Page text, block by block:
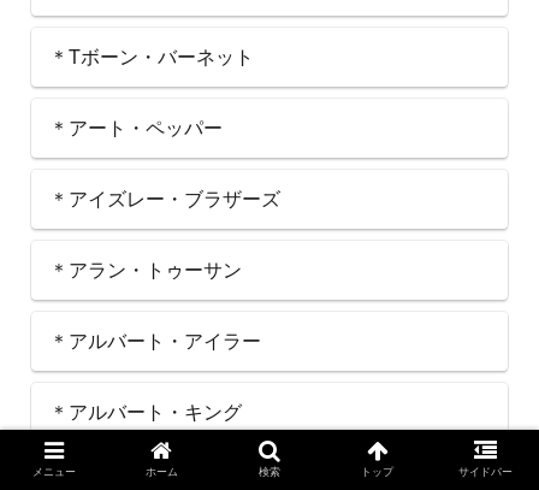
＊Tボーン・バーネット
＊アート・ペッパー
＊アイズレー・ブラザーズ
＊アラン・トゥーサン
＊アルバート・アイラー
＊アルバート・キング
＊アレサ・フランクリン
メニュー ホーム 検索 トップ サイドバー